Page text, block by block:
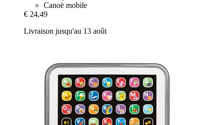
Canoë mobile
€ 24,49
Livraison jusqu'au 13 août